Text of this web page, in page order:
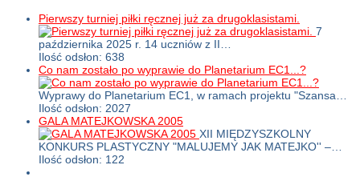
Pierwszy turniej piłki ręcznej już za drugoklasistami.
7
października 2025 r. 14 uczniów z II…
Ilość odsłon: 638
Co nam zostało po wyprawie do Planetarium EC1...?
Wyprawy do Planetarium EC1, w ramach projektu "Szansa…
Ilość odsłon: 2027
GALA MATEJKOWSKA 2005
XII MIĘDZYSZKOLNY
KONKURS PLASTYCZNY "MALUJEMY JAK MATEJKO'' –…
Ilość odsłon: 122